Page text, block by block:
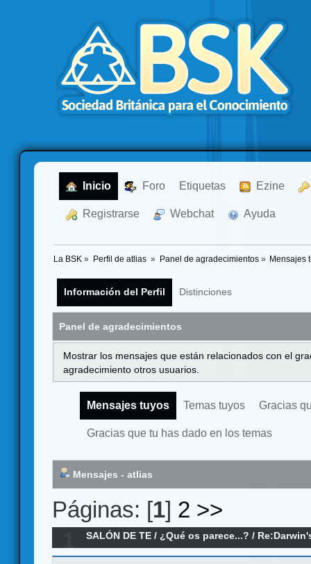
Inicio Foro Etiquetas Ezine
Registrarse Webchat Ayuda
La BSK » Perfil de atlias » Panel de agradecimientos» Mensajes
Información del Perfil Distinciones
Panel de agradecimientos
Mostrar los mensajes que están relacionados con el
agradecimiento otros usuarios.
Mensajes tuyos Temas tuyos Gracias
Gracias que tu has dado en los temas
Mensajes - atlias
Páginas: [1] 2 >>
SALÓN DE TE /¿Qué os parece...? /